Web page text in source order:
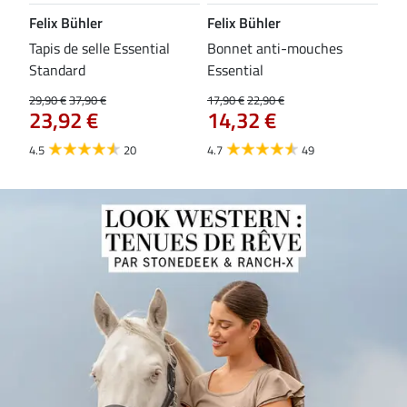
Felix Bühler
Tapis de selle Essential
Standard
29,90 €37,90 €
23,92 €
4.5 20
Felix Bühler
Bonnet anti-mouches
Essential
17,90 €22,90 €
14,32 €
4.7 49